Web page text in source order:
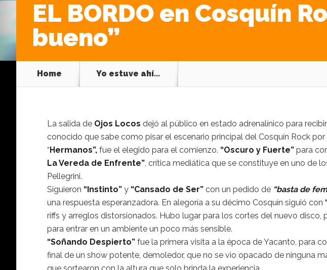
EL BORDO en Cosquín
bueno”
Home Yo estuve ahí...
La salida de Ojos Locos dejó al público en estado adrenalínico para
conocido que sabe como pisar el escenario principal del Cosquín Rock por
“Hermanos”, fue el elegido para el comienzo. “Oscuro y Fuerte” para
La Vereda de Enfrente”, crítica mediática que se constituye en uno de
Pellegrini.
Siguieron “Instinto” y “Cansado de Ser” con un pedido de “basta de
una respuesta esperanzadora. En alegoría a su décimo Cosquín siguió con
riffs y arreglos distorsionados. Hubo lugar para los cortes del nuevo disco,
para entrar en un ambiente un poco más sensible.
“Soñando Despierto” fue la primera visita a la época de Yacanto, para
final de un show potente, demoledor, que no se vio opacado de ninguna